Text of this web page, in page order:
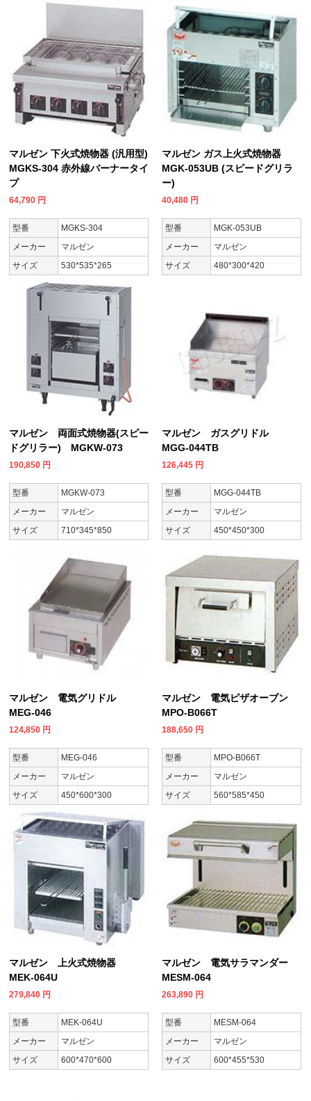
マルゼン 下火式焼物器 (汎用型)
MGKS-304 赤外線バーナータイ
プ
64,790 円
型番
MGKS-304
メーカー
マルゼン
サイズ
530*535*265
マルゼン ガス上火式焼物器
MGK-053UB (スピードグリラ
ー)
40,480 円
型番
MGK-053UB
メーカー
マルゼン
サイズ
480*300*420
マルゼン 両面式焼物器(スピー
ドグリラー) MGKW-073
190,850 円
型番
MGKW-073
メーカー
マルゼン
サイズ
710*345*850
マルゼン ガスグリドル
MGG-044TB
126,445 円
型番
MGG-044TB
メーカー
マルゼン
サイズ
450*450*300
マルゼン 電気グリドル
MEG-046
124,850 円
型番
MEG-046
メーカー
マルゼン
サイズ
450*600*300
マルゼン 電気ピザオーブン
MPO-B066T
188,650 円
型番
MPO-B066T
メーカー
マルゼン
サイズ
560*585*450
マルゼン 上火式焼物器
MEK-064U
279,840 円
型番
MEK-064U
メーカー
マルゼン
サイズ
600*470*600
マルゼン 電気サラマンダー
MESM-064
263,890 円
型番
MESM-064
メーカー
マルゼン
サイズ
600*455*530